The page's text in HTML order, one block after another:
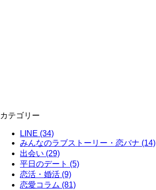
カテゴリー
LINE (34)
みんなのラブストーリー・恋バナ (14)
出会い (29)
平日のデート (5)
恋活・婚活 (9)
恋愛コラム (81)